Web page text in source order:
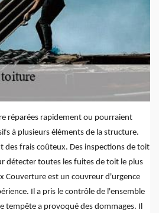
réparées rapidement ou pourraient
à plusieurs éléments de la structure.
des frais coûteux. Des inspections de toit
détecter toutes les fuites de toit le plus
Couverture est un couvreur d'urgence
Il a pris le contrôle de l'ensemble
tempête a provoqué des dommages. Il